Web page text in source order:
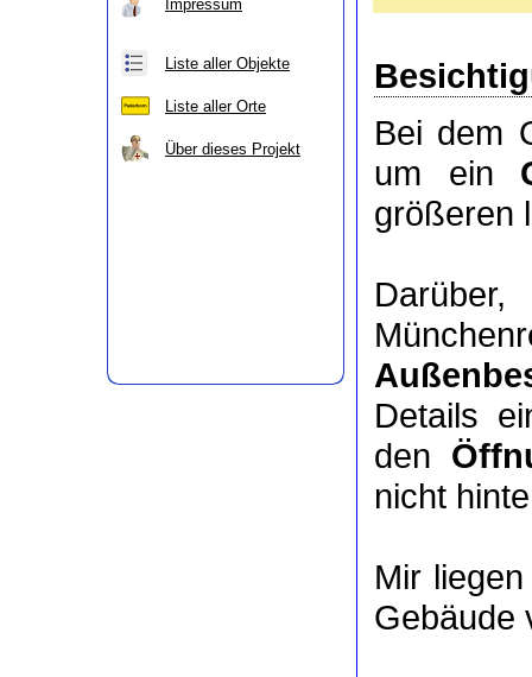
Impressum
Liste aller Objekte
Liste aller Orte
Über dieses Projekt
Bei dem
um ein
größeren
Details
den
nicht
Mir
Gebäude